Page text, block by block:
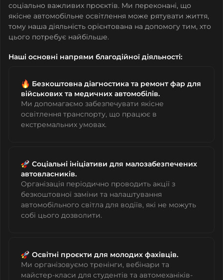
соціально важливих проєктів. Ми переконані, що
якісне автомобільне освітлення може рятувати життя,
тому наша діяльність орієнтована на допомогу тим, хто
цього потребує найбільше.
Наші основні напрями благодійної діяльності:
Безкоштовна діагностика та ремонт фар для
військових та медичних автомобілів.
Ми допомагаємо забезпечувати якісне
освітлення транспорту, що працює в
екстремальних умовах.
Соціальні ініціативи для малозабезпечених
автовласників.
Організація періодично проводить акції з
безкоштовної заміни та налаштування
автомобільного світла для водіїв, які не можуть
собі цього дозволити.
Освітні проєкти для молодих фахівців.
Ми організовуємо тренінги, вебінари та
майстер-класи для студентів та автомеханіків-